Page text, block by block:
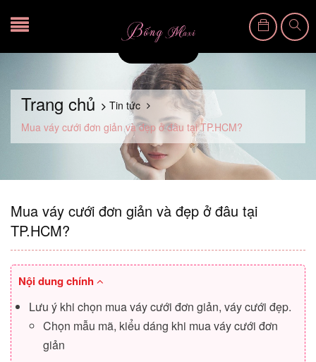
Trang chủ
Tin tức
Mua váy cưới đơn giản và đẹp ở đâu tại TP.HCM?
Mua váy cưới đơn giản và đẹp ở đâu tại
TP.HCM?
Nội dung chính
Lưu ý khi chọn mua váy cưới đơn giản, váy cưới đẹp.
Chọn mẫu mã, kiểu dáng khi mua váy cưới đơn
giản